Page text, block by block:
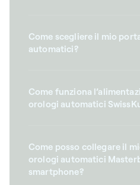
Come scegliere il mio
automatici?
Come funziona
orologi automatici
Come posso collegare il
orologi automatici
smartphone?